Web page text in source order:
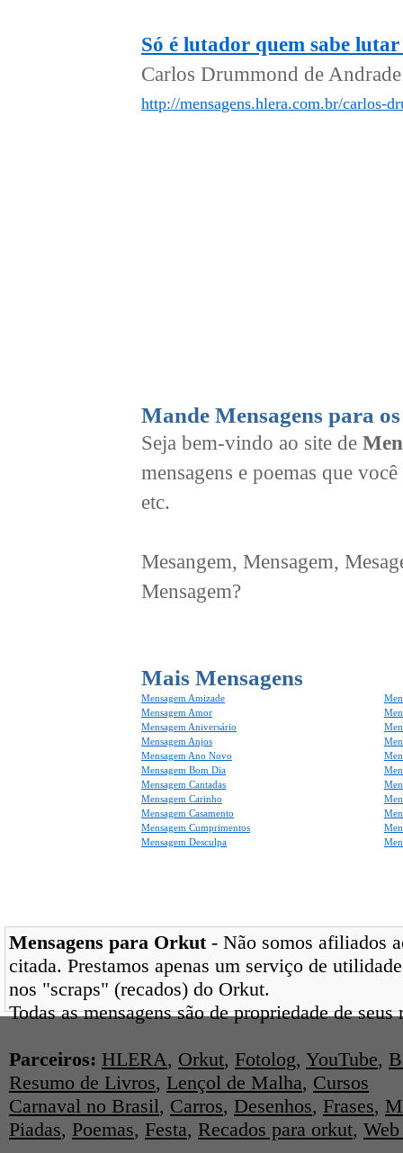
Só é lutador quem sabe lutar
Carlos Drummond de
http://mensagens.hlera.com.br/carlos-
Mande Mensagens para
Seja bem-vindo ao site de
mensagens e poemas que
etc.
Mesangem, Mensagem,
Mensagem?
Mais Mensagens
Mensagem Amizade
Mensagem Amor
Mensagem Aniversário
Mensagem Anjos
Mensagem Ano Novo
Mensagem Bom Dia
Mensagem Cantadas
Mensagem Carinho
Mensagem Casamento
Mensagem Cumprimentos
Mensagem Desculpa
Mensagens para Orkut- Não somos afiliados
citada. Prestamos apenas um serviço de
nos "scraps" (recados) do Orkut.
Todas as mensagens são de propriedade de
Parceiros: HLERA, Orkut, Fotolog, YouTube,
Resumo de Livros, Lençol de Malha, Cursos
Carnaval no Brasil, Carros, Desenhos, Frases,
Piadas, Poemas, Festa, Recados para orkut,